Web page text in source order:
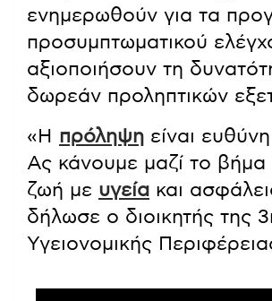
ενημερωθούν για τα
προσυμπτωματικού
αξιοποιήσουν τη
δωρεάν προληπτικών
«Η πρόληψη είναι
Ας κάνουμε μαζί το βήμα
ζωή με υγεία και
δήλωσε ο διοικητής της
Υγειονομικής